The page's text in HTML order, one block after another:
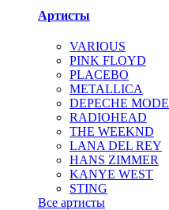
Артисты
VARIOUS
PINK FLOYD
PLACEBO
METALLICA
DEPECHE MODE
RADIOHEAD
THE WEEKND
LANA DEL REY
HANS ZIMMER
KANYE WEST
STING
Все артисты